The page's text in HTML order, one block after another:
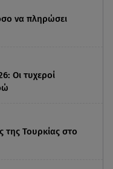
να πληρώσει
Οι τυχεροί
της Τουρκίας στο